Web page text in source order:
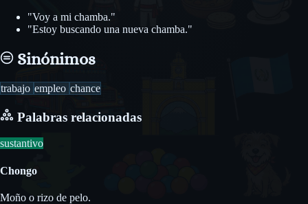
"Voy a mi chamba."
"Estoy buscando una nueva chamba."
Sinónimos
trabajo empleo chance
Palabras relacionadas
sustantivo
Chongo
Moño o rizo de pelo.